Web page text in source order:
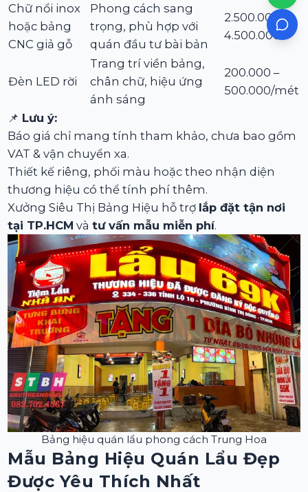
Chữ nổi inox
hoặc bảng
CNC giả gỗ
Phong cách sang
trọng, phù hợp với
quán đầu tư bài bản
2.500.000 –
4.500.000
Đèn LED rời
Trang trí viền bảng,
chân chữ, hiệu ứng
ánh sáng
200.000 –
500.000/mét
📌 Lưu ý:
Báo giá chỉ mang tính tham khảo, chưa bao gồm
VAT & vận chuyển xa.
Thiết kế riêng, phối màu hoặc theo nhận diện
thương hiệu có thể tính phí thêm.
Xưởng Siêu Thị Bảng Hiệu hỗ trợ lắp đặt tận nơi
tại TP.HCM vàtư vấn mẫu miễn phí.
Bảng hiệu quán lẩu phong cách Trung Hoa
Mẫu Bảng Hiệu Quán Lẩu Đẹp
Được Yêu Thích Nhất